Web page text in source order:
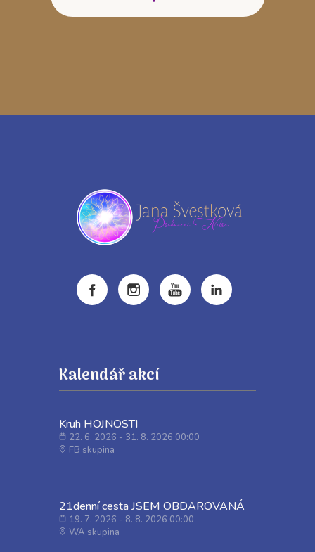
Kalendář akcí
Kruh HOJNOSTI
22. 6. 2026 - 31. 8. 2026 00:00
FB skupina
21denní cesta JSEM OBDAROVANÁ
19. 7. 2026 - 8. 8. 2026 00:00
WA skupina